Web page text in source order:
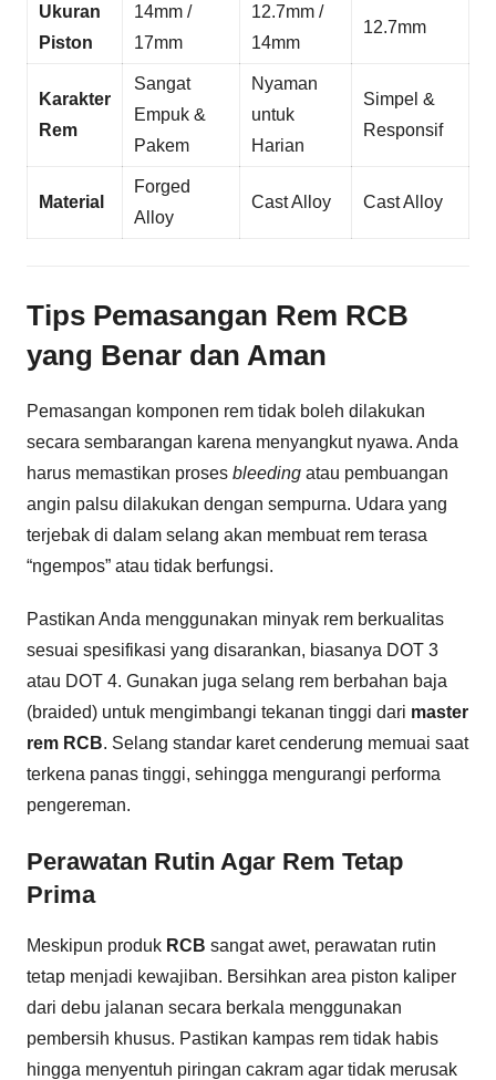
Ukuran
Piston
14mm /
17mm
12.7mm /
14mm
12.7mm
Karakter
Rem
Sangat
Empuk &
Pakem
Nyaman
untuk
Harian
Simpel &
Responsif
Material
Forged
Alloy
Cast Alloy Cast Alloy
Tips Pemasangan Rem RCB
yang Benar dan Aman
Pemasangan komponen rem tidak boleh dilakukan
secara sembarangan karena menyangkut nyawa. Anda
harus memastikan proses bleeding atau pembuangan
angin palsu dilakukan dengan sempurna. Udara yang
terjebak di dalam selang akan membuat rem terasa
“ngempos” atau tidak berfungsi.
Pastikan Anda menggunakan minyak rem berkualitas
sesuai spesifikasi yang disarankan, biasanya DOT 3
atau DOT 4. Gunakan juga selang rem berbahan baja
(braided) untuk mengimbangi tekanan tinggi dari master
rem RCB. Selang standar karet cenderung memuai saat
terkena panas tinggi, sehingga mengurangi performa
pengereman.
Perawatan Rutin Agar Rem Tetap
Prima
Meskipun produk RCB sangat awet, perawatan rutin
tetap menjadi kewajiban. Bersihkan area piston kaliper
dari debu jalanan secara berkala menggunakan
pembersih khusus. Pastikan kampas rem tidak habis
hingga menyentuh piringan cakram agar tidak merusak